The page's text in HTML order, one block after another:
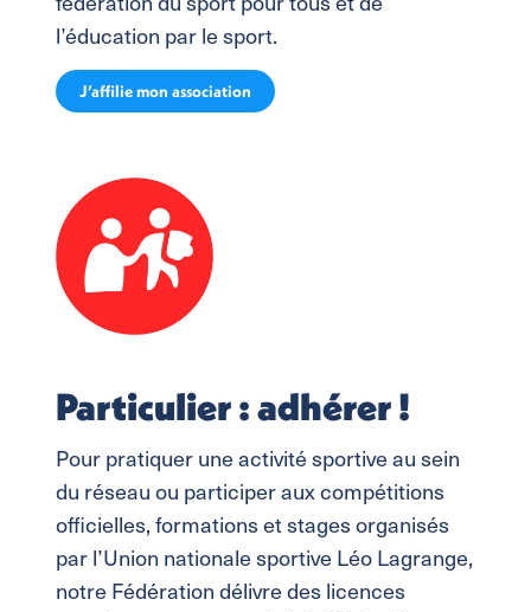
l’éducation par le sport.
J’affilie mon association
Particulier : adhérer !
Pour pratiquer une activité sportive au sein
du réseau ou participer aux compétitions
officielles, formations et stages organisés
par l’Union nationale sportive Léo Lagrange,
notre Fédération délivre des licences